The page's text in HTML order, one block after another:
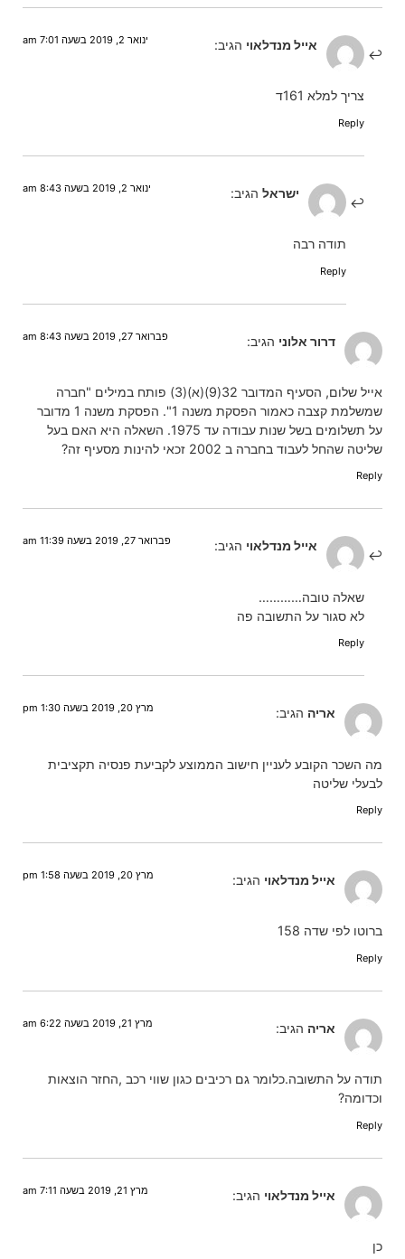
אייל מנדלאוי הגיב: ינואר 2, 2019 בשעה 7:01 am
צריך למלא 161ד
Reply
ישראל הגיב: ינואר 2, 2019 בשעה 8:43 am
תודה רבה
Reply
דרור אלוני הגיב: פברואר 27, 2019 בשעה 8:43 am
אייל שלום, הסעיף המדובר 32(9)(א)(3) פותח במילים "חברה
שמשלמת קצבה כאמור הפסקת משנה 1". הפסקת משנה 1 מדובר
על תשלומים בשל שנות עבודה עד 1975. השאלה היא האם בעל
שליטה שהחל לעבוד בחברה ב 2002 זכאי להינות מסעיף זה?
Reply
אייל מנדלאוי הגיב: פברואר 27, 2019 בשעה 11:39 am
שאלה טובה…………
לא סגור על התשובה פה
Reply
אריה הגיב: מרץ 20, 2019 בשעה 1:30 pm
מה השכר הקובע לעניין חישוב הממוצע לקביעת פנסיה תקציבית
לבעלי שליטה
Reply
אייל מנדלאוי הגיב: מרץ 20, 2019 בשעה 1:58 pm
ברוטו לפי שדה 158
Reply
אריה הגיב: מרץ 21, 2019 בשעה 6:22 am
תודה על התשובה.כלומר גם רכיבים כגון שווי רכב ,החזר הוצאות
וכדומה?
Reply
אייל מנדלאוי הגיב: מרץ 21, 2019 בשעה 7:11 am
כן